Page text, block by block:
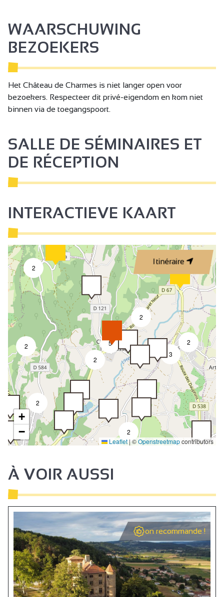
WAARSCHUWING
BEZOEKERS
Het Château de Charmes is niet langer open voor
bezoekers. Respecteer dit privé-eigendom en kom niet
binnen via de toegangspoort.
SALLE DE SÉMINAIRES ET
DE RÉCEPTION
INTERACTIEVE KAART
Itinéraire
2
2
2
2
3
2
2
2
5
+
−
Leaflet | ©Openstreetmapcontributors
À VOIR AUSSI
on recommande !